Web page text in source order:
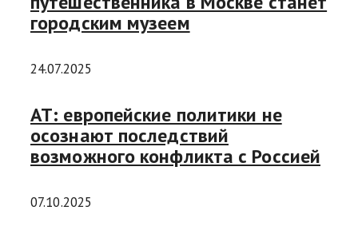
городским музеем
24.07.2025
AT: европейские политики не
осознают последствий
возможного конфликта с Россией
07.10.2025